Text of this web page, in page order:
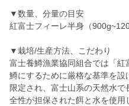
▼数量、分量の目安
紅富士フィーレ半身（
▼栽培/生産方法、こだわり
富士養鱒漁業協同組合では「
鱒にするために厳格な基準を
限定され、富士山系の天然水
全性が担保された餌と水を使